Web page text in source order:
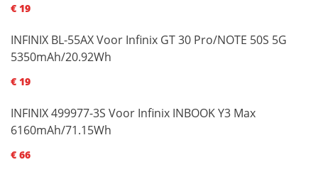
€ 19
INFINIX BL-55AX Voor Infinix GT 30 Pro/NOTE 50S 5G
5350mAh/20.92Wh
€ 19
INFINIX 499977-3S Voor Infinix INBOOK Y3 Max
6160mAh/71.15Wh
€ 66